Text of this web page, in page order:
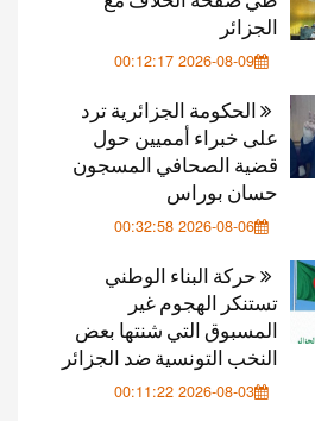
الجزائر
2026-08-09 00:12:17
الحكومة الجزائرية ترد
على خبراء أمميين حول
قضية الصحافي المسجون
حسان بوراس
2026-08-06 00:32:58
حركة البناء الوطني
تستنكر الهجوم غير
المسبوق التي شنتها بعض
النخب التونسية ضد الجزائر
2026-08-03 00:11:22